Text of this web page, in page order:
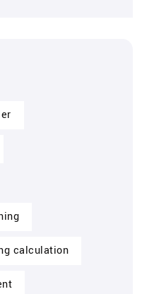
calculation